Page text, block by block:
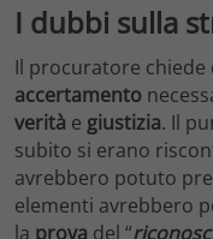
I dubbi sulla
Il procuratore chiede
accertamento
verità e giustizia. Il
subito si erano
avrebbero potuto
elementi avrebbero
la prova del “